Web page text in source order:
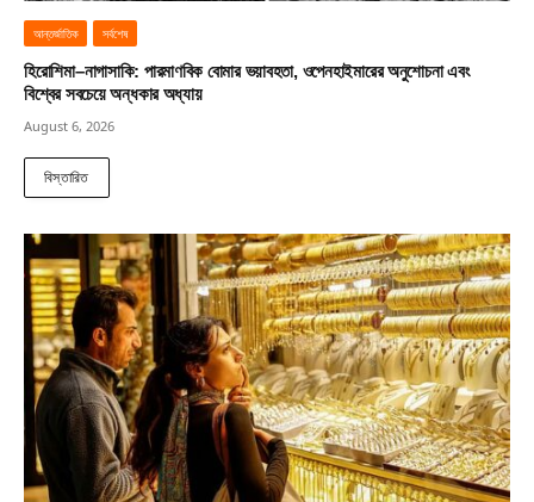
আন্তর্জাতিক সর্বশেষ
হিরোশিমা–নাগাসাকি: পারমাণবিক বোমার ভয়াবহতা, ওপেনহাইমারের অনুশোচনা এবং
বিশ্বের সবচেয়ে অন্ধকার অধ্যায়
August 6, 2026
বিস্তারিত